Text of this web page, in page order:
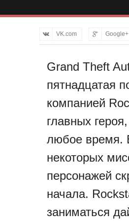
VK.com Google+
Grand Theft
пятнадцатая
компанией
главных
любое время.
некоторых
персонажей
начала.
заниматься